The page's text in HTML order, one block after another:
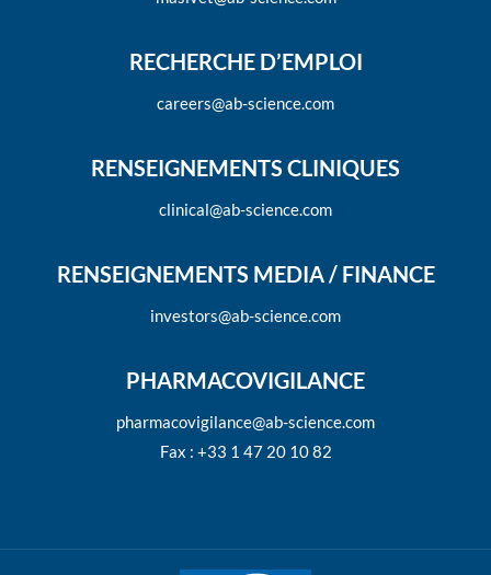
RECHERCHE D’EMPLOI
careers@ab-science.com
RENSEIGNEMENTS CLINIQUES
clinical@ab-science.com
RENSEIGNEMENTS MEDIA / FINANCE
investors@ab-science.com
PHARMACOVIGILANCE
pharmacovigilance@ab-science.com
Fax : +33 1 47 20 10 82